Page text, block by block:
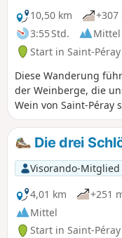
10,50 km
+307
3:55 Std.
Mittel
Start in Saint-
Diese Wanderung
der Weinberge, die
Wein von Saint-Péray
kommen ganz nah an
gewachsenen
Roussane-Reben
Aufstieg auf Pfählen
Route bietet zudem
auf die Stadt Saint-
Crussol und sein
Vercors in der Ferne.
Die drei
Visorando-Mitglied
4,01 km
+251
Mittel
Start in Saint-